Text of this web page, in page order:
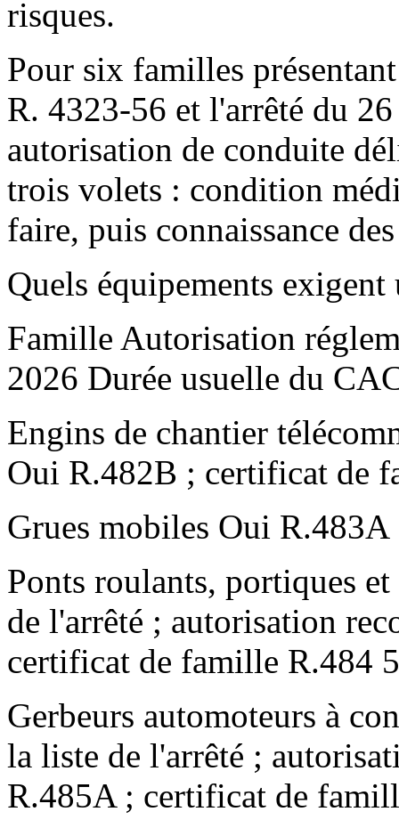
risques.
Pour six familles
R. 4323-56 et l'arrêté du
autorisation de conduite
trois volets : condition
faire, puis connaissance
Quels équipements
Famille Autorisation
2026 Durée usuelle du
Engins de chantier
Oui R.482B ; certificat de
Grues mobiles Oui
Ponts roulants, portiques
de l'arrêté ; autorisation
certificat de famille R.484
Gerbeurs automoteurs à
la liste de l'arrêté ;
R.485A ; certificat de